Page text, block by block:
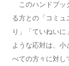
このハンドブッ
る方との「コミュ
り」「ていねい
ような応対は、
べての方々に対し